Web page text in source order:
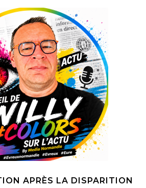
APRÈS LA DISPARITION